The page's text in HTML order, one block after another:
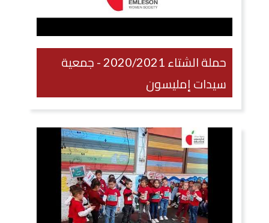
حملة الشتاء 2020/2021 - جمعية
سيدات إمليسون